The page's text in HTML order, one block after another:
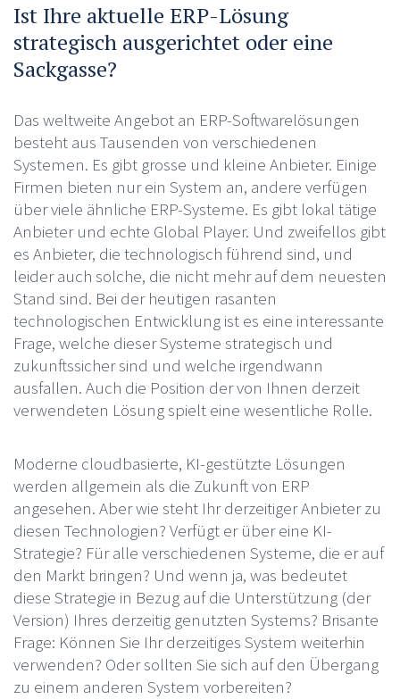
Ist Ihre aktuelle ERP-Lösung
strategisch ausgerichtet oder eine
Sackgasse?
Das weltweite Angebot an ERP-Softwarelösungen
besteht aus Tausenden von verschiedenen
Systemen. Es gibt grosse und kleine Anbieter. Einige
Firmen bieten nur ein System an, andere verfügen
über viele ähnliche ERP-Systeme. Es gibt lokal tätige
Anbieter und echte Global Player. Und zweifellos gibt
es Anbieter, die technologisch führend sind, und
leider auch solche, die nicht mehr auf dem neuesten
Stand sind. Bei der heutigen rasanten
technologischen Entwicklung ist es eine interessante
Frage, welche dieser Systeme strategisch und
zukunftssicher sind und welche irgendwann
ausfallen. Auch die Position der von Ihnen derzeit
verwendeten Lösung spielt eine wesentliche Rolle.
Moderne cloudbasierte, KI-gestützte Lösungen
werden allgemein als die Zukunft von ERP
angesehen. Aber wie steht Ihr derzeitiger Anbieter zu
diesen Technologien? Verfügt er über eine KI-
Strategie? Für alle verschiedenen Systeme, die er auf
den Markt bringen? Und wenn ja, was bedeutet
diese Strategie in Bezug auf die Unterstützung (der
Version) Ihres derzeitig genutzten Systems? Brisante
Frage: Können Sie Ihr derzeitiges System weiterhin
verwenden? Oder sollten Sie sich auf den Übergang
zu einem anderen System vorbereiten?